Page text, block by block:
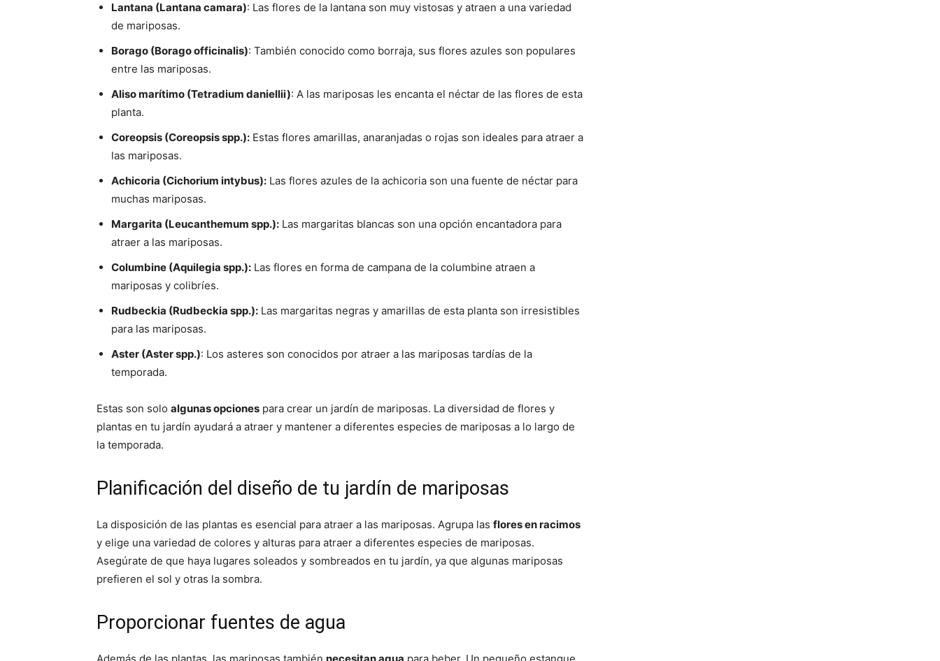
Lantana (Lantana camara): Las flores de la lantana son muy vistosas y atraen a una variedad
de mariposas.
Borago (Borago officinalis): También conocido como borraja, sus flores azules son populares
entre las mariposas.
Aliso marítimo (Tetradium daniellii): A las mariposas les encanta el néctar de las flores de esta
planta.
Coreopsis (Coreopsis spp.): Estas flores amarillas, anaranjadas o rojas son ideales para atraer a
las mariposas.
Achicoria (Cichorium intybus): Las flores azules de la achicoria son una fuente de néctar para
muchas mariposas.
Margarita (Leucanthemum spp.): Las margaritas blancas son una opción encantadora para
atraer a las mariposas.
Columbine (Aquilegia spp.): Las flores en forma de campana de la columbine atraen a
mariposas y colibríes.
Rudbeckia (Rudbeckia spp.): Las margaritas negras y amarillas de esta planta son irresistibles
para las mariposas.
Aster (Aster spp.): Los asteres son conocidos por atraer a las mariposas tardías de la
temporada.
Estas son solo algunas opciones para crear un jardín de mariposas. La diversidad de flores y
plantas en tu jardín ayudará a atraer y mantener a diferentes especies de mariposas a lo largo de
la temporada.
Planificación del diseño de tu jardín de mariposas
La disposición de las plantas es esencial para atraer a las mariposas. Agrupa las flores en racimos
y elige una variedad de colores y alturas para atraer a diferentes especies de mariposas.
Asegúrate de que haya lugares soleados y sombreados en tu jardín, ya que algunas mariposas
prefieren el sol y otras la sombra.
Proporcionar fuentes de agua